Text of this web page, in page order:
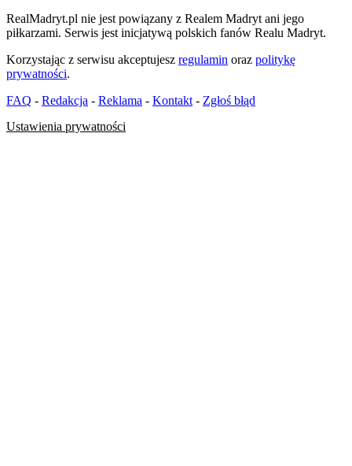
RealMadryt.pl nie jest powiązany z Realem Madryt ani jego
piłkarzami. Serwis jest inicjatywą polskich fanów Realu Madryt.
Korzystając z serwisu akceptujesz regulamin oraz politykę
prywatności.
FAQ - Redakcja - Reklama - Kontakt - Zgłoś błąd
Ustawienia prywatności